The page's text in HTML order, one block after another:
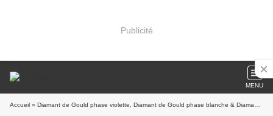
Publicité
MENU
Accueil » Diamant de Gould phase violette, Diamant de Gould phase blanche & Diamant à longue queue